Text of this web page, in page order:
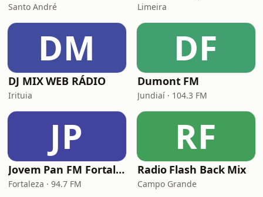
Santo André Limeira
DM
DJ MIX WEB RÁDIO
Irituia
DF
Dumont FM
Jundiaí · 104.3 FM
JP
Jovem Pan FM Fortaleza
Fortaleza · 94.7 FM
RF
Radio Flash Back Mix
Campo Grande